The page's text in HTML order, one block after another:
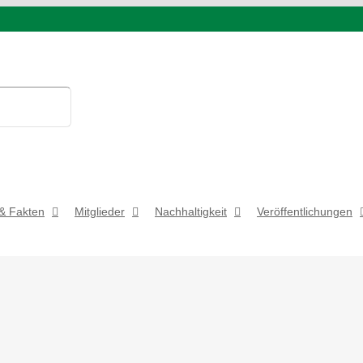
Fakten Mitglieder Nachhaltigkeit Veröffentlichungen